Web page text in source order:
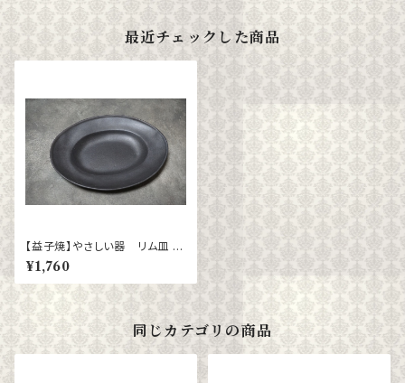
最近チェックした商品
【益子焼】やさしい器 リム皿 楕
円（小）ブロンズ黒マット
¥1,760
同じカテゴリの商品